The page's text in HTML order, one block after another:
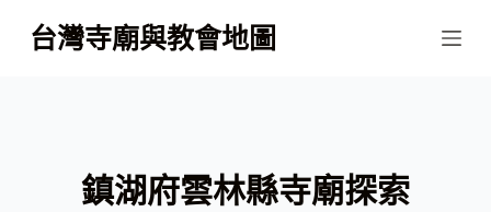
跳
至
台灣寺廟與教會地圖
鎮湖府雲林縣寺廟探索